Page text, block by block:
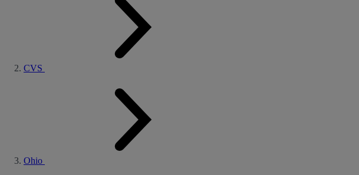
CVS
Ohio